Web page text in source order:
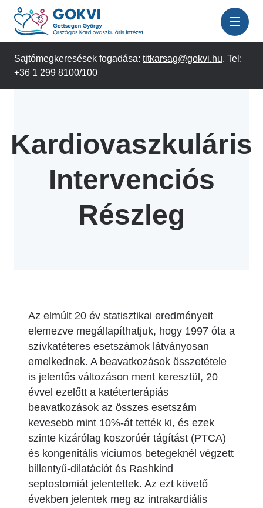
Ugrás
tartalomra
Sajtómegkeresések fogadása: titkarsag@gokvi.hu. Tel:
+36 1 299 8100/100
Kardiovaszkuláris
Intervenciós
Részleg
Az elmúlt 20 év statisztikai eredményeit
elemezve megállapíthatjuk, hogy 1997 óta a
szívkatéteres esetszámok látványosan
emelkednek. A beavatkozások összetétele
is jelentős változáson ment keresztül, 20
évvel ezelőtt a katéterterápiás
beavatkozások az összes esetszám
kevesebb mint 10%-át tették ki, és ezek
szinte kizárólag koszorúér tágítást (PTCA)
és kongenitális viciumos betegeknél végzett
billentyű-dilatációt és Rashkind
septostomiát jelentettek. Az ezt követő
években jelentek meg az intrakardiális